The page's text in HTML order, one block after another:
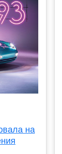
на